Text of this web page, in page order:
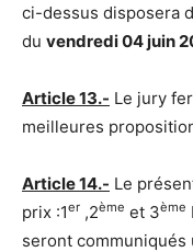
ci-dessus disposera
du vendredi 04 juin
Article 13.- Le jury
meilleures
Article 14.- Le
prix :1er ,2ème et 3ème
seront